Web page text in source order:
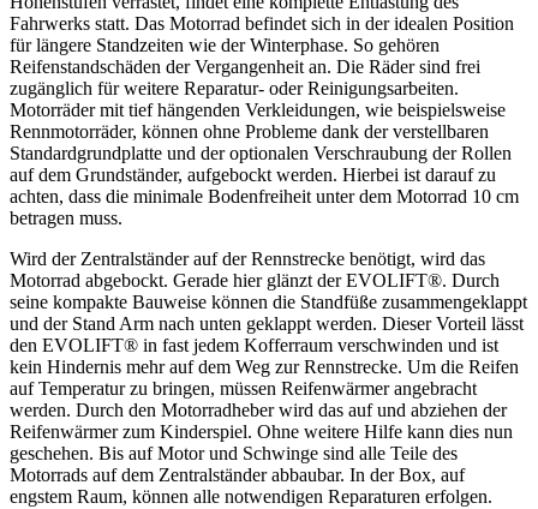
Fahrwerks statt. Das Motorrad befindet sich in der idealen Position
für längere Standzeiten wie der Winterphase. So gehören
Reifenstandschäden der Vergangenheit an. Die Räder sind frei
zugänglich für weitere Reparatur- oder Reinigungsarbeiten.
Motorräder mit tief hängenden Verkleidungen, wie beispielsweise
Rennmotorräder, können ohne Probleme dank der verstellbaren
Standardgrundplatte und der optionalen Verschraubung der Rollen
auf dem Grundständer, aufgebockt werden. Hierbei ist darauf zu
achten, dass die minimale Bodenfreiheit unter dem Motorrad 10 cm
betragen muss.
Wird der Zentralständer auf der Rennstrecke benötigt, wird das
Motorrad abgebockt. Gerade hier glänzt der EVOLIFT®. Durch
seine kompakte Bauweise können die Standfüße zusammengeklappt
und der Stand Arm nach unten geklappt werden. Dieser Vorteil lässt
den EVOLIFT® in fast jedem Kofferraum verschwinden und ist
kein Hindernis mehr auf dem Weg zur Rennstrecke. Um die Reifen
auf Temperatur zu bringen, müssen Reifenwärmer angebracht
werden. Durch den Motorradheber wird das auf und abziehen der
Reifenwärmer zum Kinderspiel. Ohne weitere Hilfe kann dies nun
geschehen. Bis auf Motor und Schwinge sind alle Teile des
Motorrads auf dem Zentralständer abbaubar. In der Box, auf
engstem Raum, können alle notwendigen Reparaturen erfolgen.